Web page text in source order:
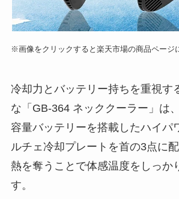
※画像をクリックすると楽天市場の商品ページ
冷却力とバッテリー持ちを重視す
な「GB-364 ネッククーラー」は
容量バッテリーを搭載したハイパ
ルチェ冷却プレートを首の3点に
熱を奪うことで体感温度をしっか
す。